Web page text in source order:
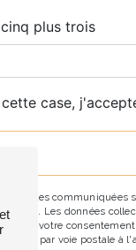
plus trois
case,
Les données
de votre
droits par voie postale à